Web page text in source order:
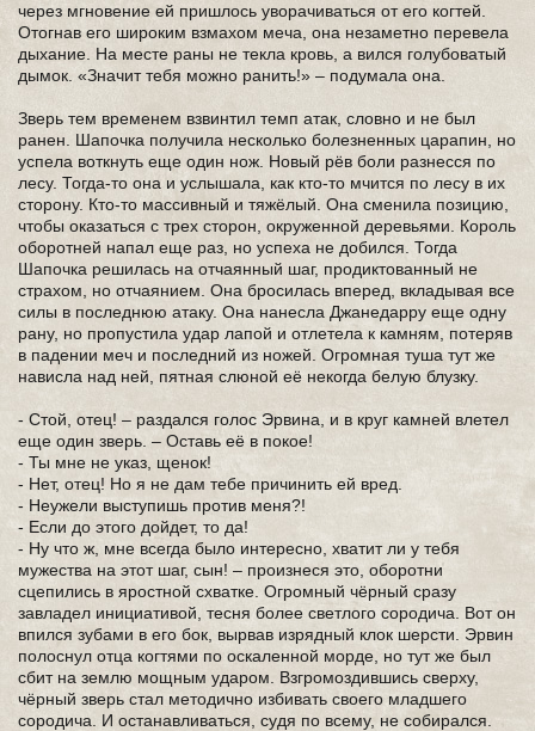
через мгновение ей пришлось уворачиваться от его когтей.
Отогнав его широким взмахом меча, она незаметно перевела
дыхание. На месте раны не текла кровь, а вился голубоватый
дымок. «Значит тебя можно ранить!» – подумала она.
Зверь тем временем взвинтил темп атак, словно и не был
ранен. Шапочка получила несколько болезненных царапин, но
успела воткнуть еще один нож. Новый рёв боли разнесся по
лесу. Тогда-то она и услышала, как кто-то мчится по лесу в их
сторону. Кто-то массивный и тяжёлый. Она сменила позицию,
чтобы оказаться с трех сторон, окруженной деревьями. Король
оборотней напал еще раз, но успеха не добился. Тогда
Шапочка решилась на отчаянный шаг, продиктованный не
страхом, но отчаянием. Она бросилась вперед, вкладывая все
силы в последнюю атаку. Она нанесла Джанедарру еще одну
рану, но пропустила удар лапой и отлетела к камням, потеряв
в падении меч и последний из ножей. Огромная туша тут же
нависла над ней, пятная слюной её некогда белую блузку.
- Стой, отец! – раздался голос Эрвина, и в круг камней влетел
еще один зверь. – Оставь её в покое!
- Ты мне не указ, щенок!
- Нет, отец! Но я не дам тебе причинить ей вред.
- Неужели выступишь против меня?!
- Если до этого дойдет, то да!
- Ну что ж, мне всегда было интересно, хватит ли у тебя
мужества на этот шаг, сын! – произнеся это, оборотни
сцепились в яростной схватке. Огромный чёрный сразу
завладел инициативой, тесня более светлого сородича. Вот он
впился зубами в его бок, вырвав изрядный клок шерсти. Эрвин
полоснул отца когтями по оскаленной морде, но тут же был
сбит на землю мощным ударом. Взгромоздившись сверху,
чёрный зверь стал методично избивать своего младшего
сородича. И останавливаться, судя по всему, не собирался.